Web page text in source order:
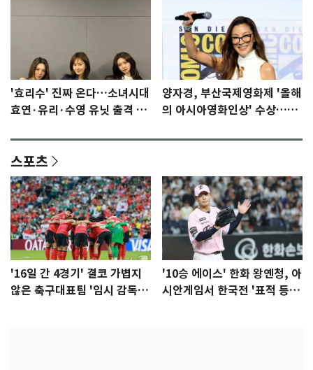
'효리수' 진짜 온다…소녀시대
효연·유리·수영 유닛 출격 [N
양자경, 부산국제영화제 '올해
의 아시아영화인상' 수상…15
스포츠
'16일 간 4경기' 결코 가볍지
않은 축구대표팀 '임시 감독'
'10승 에이스' 한화 왕옌청, 아
시안게임서 한국전 '표적 등